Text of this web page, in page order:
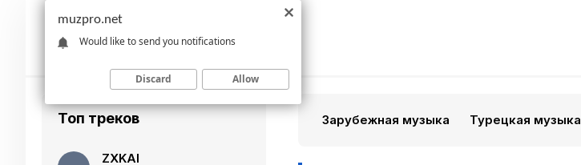
Топ треков
ZXKAI
Зарубежная музыка Турецкая музыка
muzpro.net
Would like to send you notifications
Discard Allow